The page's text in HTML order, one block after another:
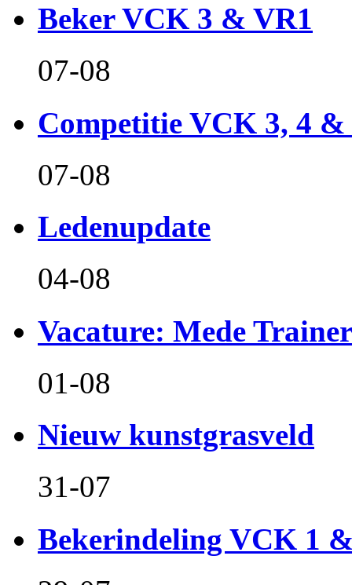
Beker VCK 3 & VR1
07-08
Competitie VCK 3, 4 &
07-08
Ledenupdate
04-08
Vacature: Mede
01-08
Nieuw kunstgrasveld
31-07
Bekerindeling VCK 1